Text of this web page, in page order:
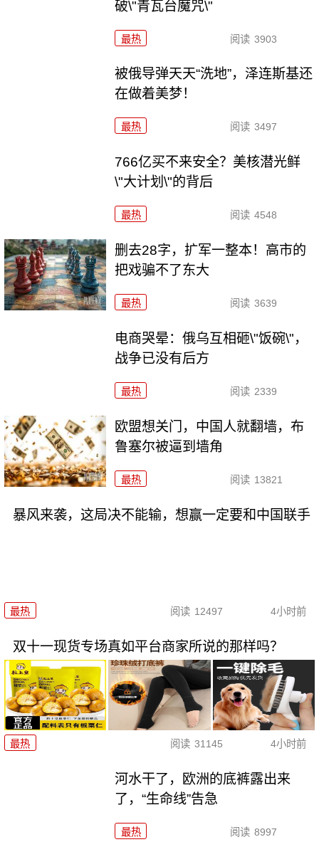
破\"青瓦台魔咒\"
最热 阅读 3903
被俄导弹天天“洗地”，泽连斯基还
在做着美梦！
最热 阅读 3497
766亿买不来安全？美核潜光鲜
\"大计划\"的背后
最热 阅读 4548
删去28字，扩军一整本！高市的
把戏骗不了东大
最热 阅读 3639
电商哭晕：俄乌互相砸\"饭碗\"，
战争已没有后方
最热 阅读 2339
欧盟想关门，中国人就翻墙，布
鲁塞尔被逼到墙角
最热 阅读 13821
暴风来袭，这局决不能输，想赢一定要和中国联手
最热 阅读 12497 4小时前
双十一现货专场真如平台商家所说的那样吗？
最热 阅读 31145 4小时前
河水干了，欧洲的底裤露出来
了，“生命线”告急
最热 阅读 8997